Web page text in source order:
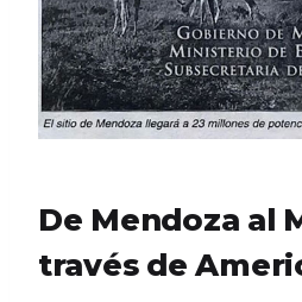
De Mendoza al
través de